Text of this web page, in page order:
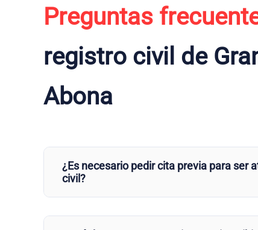
Preguntas
registro civil de
Abona
¿Es necesario pedir cita previa para ser
civil?